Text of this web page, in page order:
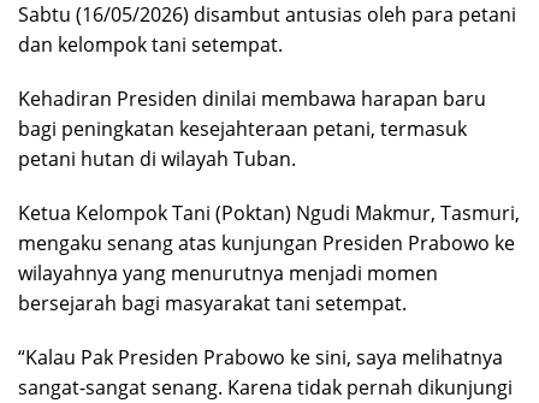
Sabtu (16/05/2026) disambut antusias oleh para petani
dan kelompok tani setempat.
Kehadiran Presiden dinilai membawa harapan baru
bagi peningkatan kesejahteraan petani, termasuk
petani hutan di wilayah Tuban.
Ketua Kelompok Tani (Poktan) Ngudi Makmur, Tasmuri,
mengaku senang atas kunjungan Presiden Prabowo ke
wilayahnya yang menurutnya menjadi momen
bersejarah bagi masyarakat tani setempat.
“Kalau Pak Presiden Prabowo ke sini, saya melihatnya
sangat-sangat senang. Karena tidak pernah dikunjungi